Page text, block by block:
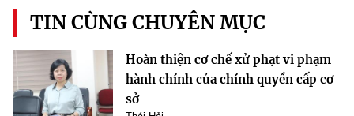
TIN CÙNG CHUYÊN MỤC
Hoàn thiện cơ chế xử phạt vi phạm
hành chính của chính quyền cấp cơ
sở